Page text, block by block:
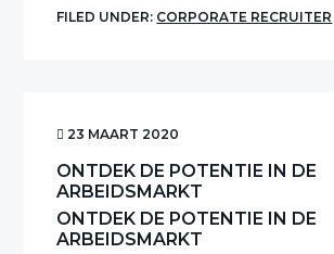
FILED UNDER: CORPORATE RECRUITER
23 MAART 2020
ONTDEK DE POTENTIE IN DE
ARBEIDSMARKT
ONTDEK DE POTENTIE IN DE
ARBEIDSMARKT